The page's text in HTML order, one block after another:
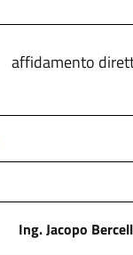
affidamento
Ing. Jacopo